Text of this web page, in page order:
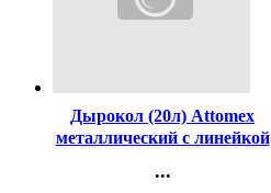
Дырокол (20л) Attomex
металлический с линейкой
...